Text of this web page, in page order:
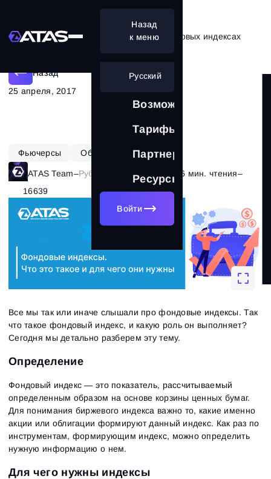
Возможности
Тарифы
Партнерам
Ресурсы
Русский
Войти
Назад
к меню
Все, что вам нужно знать о фондовых индексах
Назад
25 апреля, 2017
Фьючерсы Обучение
ATAS Team–Рубрика: Теория рынка 6 мин. чтения–
16639
Все мы так или иначе слышали про фондовые индексы. Так
что такое фондовый индекс, и какую роль он выполняет?
Сегодня мы детально разберем эту тему.
Определение
Фондовый индекс — это показатель, рассчитываемый
определенным образом на основе корзины ценных бумаг.
Для понимания биржевого индекса важно то, какие именно
акции или облигации формируют данный индекс. Как раз по
инструментам, формирующим индекс, можно определить
нужную информацию о нем.
Для чего нужны индексы